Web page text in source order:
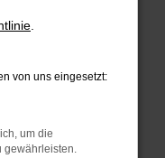
deine
anderen Browser
von uns eingesetzt:
um die
gewährleisten.